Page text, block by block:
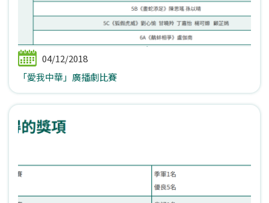
04/12/2018
「愛我中華」廣播劇比賽